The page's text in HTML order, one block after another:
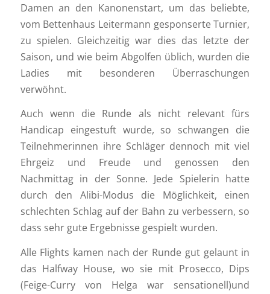
Damen an den Kanonenstart, um das beliebte,
vom Bettenhaus Leitermann gesponserte Turnier,
zu spielen. Gleichzeitig war dies das letzte der
Saison, und wie beim Abgolfen üblich, wurden die
Ladies mit besonderen Überraschungen
verwöhnt.
Auch wenn die Runde als nicht relevant fürs
Handicap eingestuft wurde, so schwangen die
Teilnehmerinnen ihre Schläger dennoch mit viel
Ehrgeiz und Freude und genossen den
Nachmittag in der Sonne. Jede Spielerin hatte
durch den Alibi-Modus die Möglichkeit, einen
schlechten Schlag auf der Bahn zu verbessern, so
dass sehr gute Ergebnisse gespielt wurden.
Alle Flights kamen nach der Runde gut gelaunt in
das Halfway House, wo sie mit Prosecco, Dips
(Feige-Curry von Helga war sensationell)und